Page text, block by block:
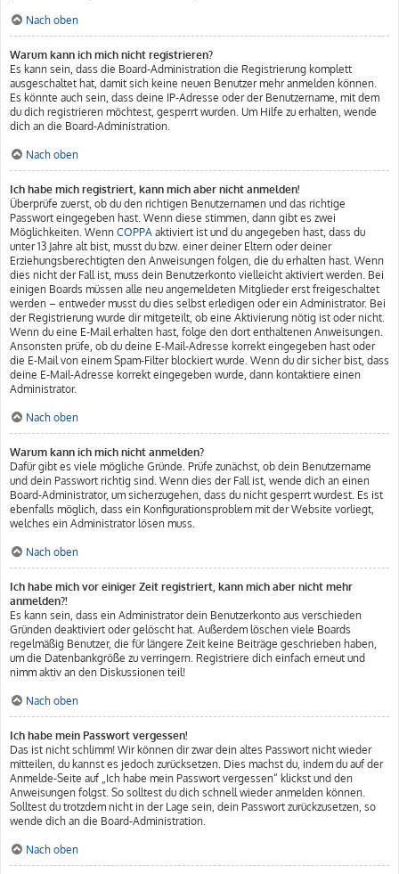
Nach oben
Warum kann ich mich nicht registrieren?
Es kann sein, dass die Board-Administration die Registrierung komplett
ausgeschaltet hat, damit sich keine neuen Benutzer mehr anmelden können.
Es könnte auch sein, dass deine IP-Adresse oder der Benutzername, mit dem
du dich registrieren möchtest, gesperrt wurden. Um Hilfe zu erhalten, wende
dich an die Board-Administration.
Nach oben
Ich habe mich registriert, kann mich aber nicht anmelden!
Überprüfe zuerst, ob du den richtigen Benutzernamen und das richtige
Passwort eingegeben hast. Wenn diese stimmen, dann gibt es zwei
Möglichkeiten. Wenn COPPA aktiviert ist und du angegeben hast, dass du
unter 13 Jahre alt bist, musst du bzw. einer deiner Eltern oder deiner
Erziehungsberechtigten den Anweisungen folgen, die du erhalten hast. Wenn
dies nicht der Fall ist, muss dein Benutzerkonto vielleicht aktiviert werden. Bei
einigen Boards müssen alle neu angemeldeten Mitglieder erst freigeschaltet
werden – entweder musst du dies selbst erledigen oder ein Administrator. Bei
der Registrierung wurde dir mitgeteilt, ob eine Aktivierung nötig ist oder nicht.
Wenn du eine E-Mail erhalten hast, folge den dort enthaltenen Anweisungen.
Ansonsten prüfe, ob du deine E-Mail-Adresse korrekt eingegeben hast oder
die E-Mail von einem Spam-Filter blockiert wurde. Wenn du dir sicher bist, dass
deine E-Mail-Adresse korrekt eingegeben wurde, dann kontaktiere einen
Administrator.
Nach oben
Warum kann ich mich nicht anmelden?
Dafür gibt es viele mögliche Gründe. Prüfe zunächst, ob dein Benutzername
und dein Passwort richtig sind. Wenn dies der Fall ist, wende dich an einen
Board-Administrator, um sicherzugehen, dass du nicht gesperrt wurdest. Es ist
ebenfalls möglich, dass ein Konfigurationsproblem mit der Website vorliegt,
welches ein Administrator lösen muss.
Nach oben
Ich habe mich vor einiger Zeit registriert, kann mich aber nicht mehr
anmelden?!
Es kann sein, dass ein Administrator dein Benutzerkonto aus verschieden
Gründen deaktiviert oder gelöscht hat. Außerdem löschen viele Boards
regelmäßig Benutzer, die für längere Zeit keine Beiträge geschrieben haben,
um die Datenbankgröße zu verringern. Registriere dich einfach erneut und
nimm aktiv an den Diskussionen teil!
Nach oben
Ich habe mein Passwort vergessen!
Das ist nicht schlimm! Wir können dir zwar dein altes Passwort nicht wieder
mitteilen, du kannst es jedoch zurücksetzen. Dies machst du, indem du auf der
Anmelde-Seite auf „Ich habe mein Passwort vergessen“ klickst und den
Anweisungen folgst. So solltest du dich schnell wieder anmelden können.
Solltest du trotzdem nicht in der Lage sein, dein Passwort zurückzusetzen, so
wende dich an die Board-Administration.
Nach oben